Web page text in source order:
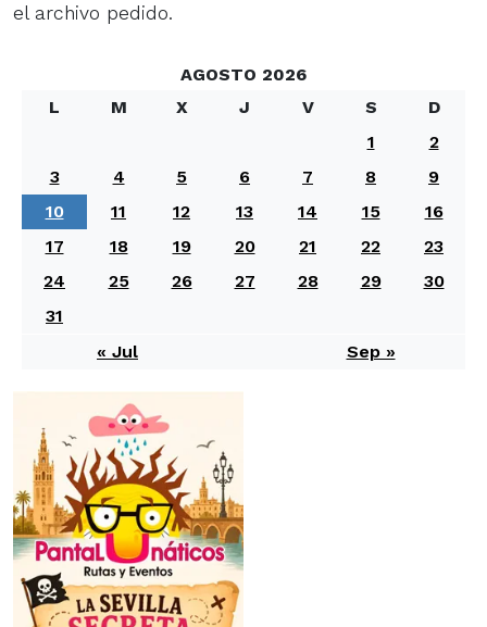
el archivo pedido.
AGOSTO 2026
L
M X J V S
D
1
2
3
4 5 6 7 8
9
10
11 12 13 14 15
16
17
18 19 20 21 22
23
24
25 26 27 28 29
30
31
« Jul
Sep »